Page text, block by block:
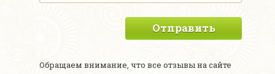
Отправить
Обращаем внимание, что все отзывы на сайте